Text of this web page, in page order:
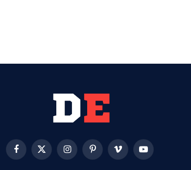
FacebookX
(Twitter)
InstagramPinterestVimeo YouTube